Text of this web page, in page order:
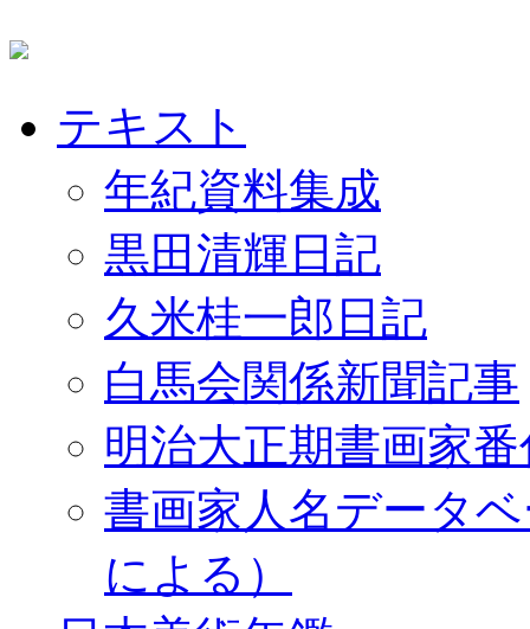
テキスト
年紀資料集成
黒田清輝日記
久米桂一郎日記
白馬会関係新聞記事
明治大正期書画家
書画家人名データ
による）